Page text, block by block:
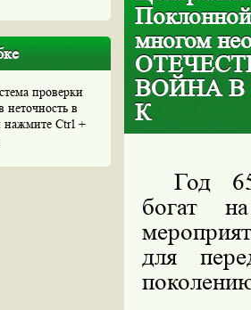
проверки
в
нажмите Ctrl +
многом
ВОЙНА
К
Год
богат
для